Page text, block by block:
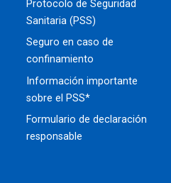
Protocolo de Seguridad
Sanitaria (PSS)
Seguro en caso de
confinamiento
Información importante
sobre el PSS*
Formulario de declaración
responsable